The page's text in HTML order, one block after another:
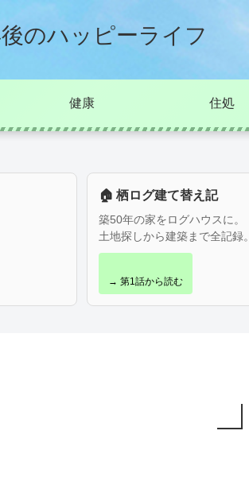
のハッピーライフ
健康 住処
🏠 栖ログ建て替え記
築50年の家をログハウスに。
土地探しから建築まで全記録。
→ 第1話から読む